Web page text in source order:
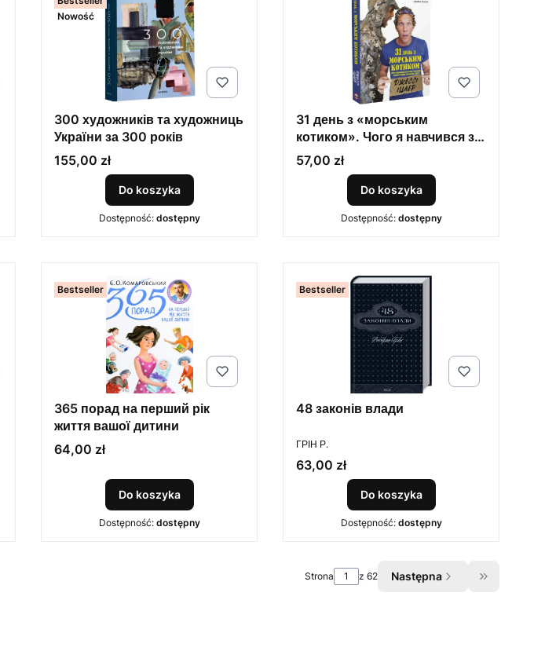
Nowość
300 художників та художниць
України за 300 років
Cena
155,00 zł
Do koszyka
Dostępność: dostępny
31 день з «морським
котиком». Чого я навчився за
місяць тренувань з
найкрутішим хлопаком у світі
Cena
57,00 zł
Do koszyka
Dostępność: dostępny
Bestseller
365 порад на перший рік
життя вашої дитини
Cena
64,00 zł
Do koszyka
Dostępność: dostępny
Bestseller
48 законів влади
PRODUCENT
ГРІН Р.
Cena
63,00 zł
Do koszyka
Dostępność: dostępny
Strona z 62 Następna Przejdź do